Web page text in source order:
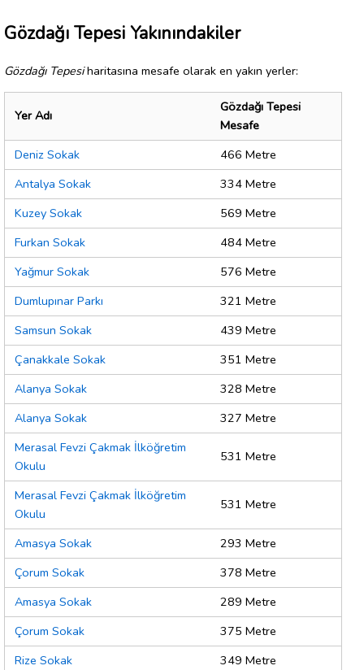
Gözdağı Tepesi Yakınındakiler
Gözdağı Tepesiharitasına mesafe olarak en yakın yerler:
Yer Adı
Gözdağı Tepesi
Mesafe
Deniz Sokak
466 Metre
Antalya Sokak
334 Metre
Kuzey Sokak
569 Metre
Furkan Sokak
484 Metre
Yağmur Sokak
576 Metre
Dumlupınar Parkı
321 Metre
Samsun Sokak
439 Metre
Çanakkale Sokak
351 Metre
Alanya Sokak
328 Metre
Alanya Sokak
327 Metre
Merasal Fevzi Çakmak İlköğretim
Okulu
531 Metre
Merasal Fevzi Çakmak İlköğretim
Okulu
531 Metre
Amasya Sokak
293 Metre
Çorum Sokak
378 Metre
Amasya Sokak
289 Metre
Çorum Sokak
375 Metre
Rize Sokak
349 Metre